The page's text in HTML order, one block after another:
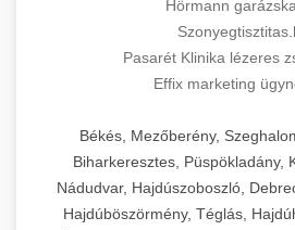
Hörmann
Pasarét Klinika lézeres
Effix marketing
Békés, Mezőberény,
Biharkeresztes, Püspökladány,
Nádudvar, Hajdúszoboszló,
Hajdúböszörmény, Téglás,